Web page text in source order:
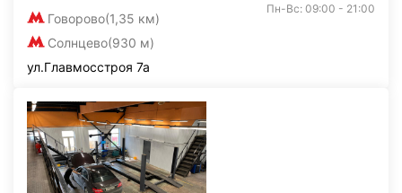
Говорово(1,35 км)
Солнцево(930 м)
Пн-Вс: 09:00 - 21:00
ул.Главмосстроя 7а